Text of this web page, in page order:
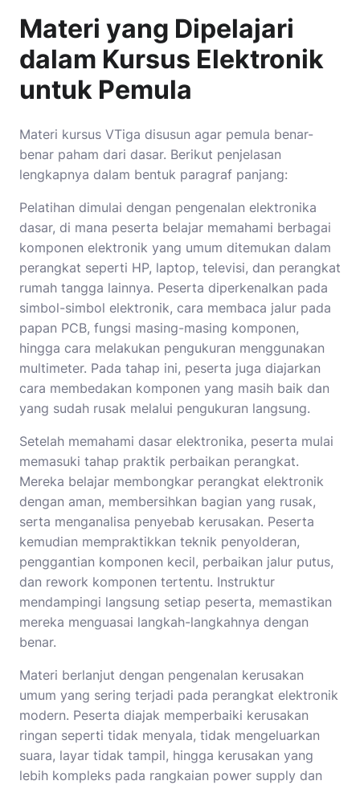
Materi yang Dipelajari
dalam Kursus Elektronik
untuk Pemula
Materi kursus VTiga disusun agar pemula benar-
benar paham dari dasar. Berikut penjelasan
lengkapnya dalam bentuk paragraf panjang:
Pelatihan dimulai dengan pengenalan elektronika
dasar, di mana peserta belajar memahami berbagai
komponen elektronik yang umum ditemukan dalam
perangkat seperti HP, laptop, televisi, dan perangkat
rumah tangga lainnya. Peserta diperkenalkan pada
simbol-simbol elektronik, cara membaca jalur pada
papan PCB, fungsi masing-masing komponen,
hingga cara melakukan pengukuran menggunakan
multimeter. Pada tahap ini, peserta juga diajarkan
cara membedakan komponen yang masih baik dan
yang sudah rusak melalui pengukuran langsung.
Setelah memahami dasar elektronika, peserta mulai
memasuki tahap praktik perbaikan perangkat.
Mereka belajar membongkar perangkat elektronik
dengan aman, membersihkan bagian yang rusak,
serta menganalisa penyebab kerusakan. Peserta
kemudian mempraktikkan teknik penyolderan,
penggantian komponen kecil, perbaikan jalur putus,
dan rework komponen tertentu. Instruktur
mendampingi langsung setiap peserta, memastikan
mereka menguasai langkah-langkahnya dengan
benar.
Materi berlanjut dengan pengenalan kerusakan
umum yang sering terjadi pada perangkat elektronik
modern. Peserta diajak memperbaiki kerusakan
ringan seperti tidak menyala, tidak mengeluarkan
suara, layar tidak tampil, hingga kerusakan yang
lebih kompleks pada rangkaian power supply dan